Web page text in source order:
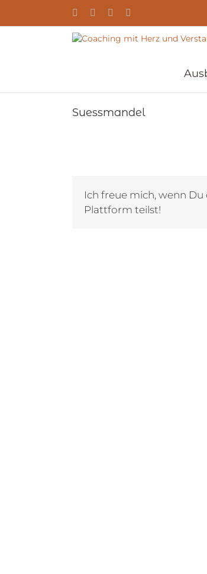
springen
YouTubeFacebookInstagram
Suessmandel
Ich freue mich, wenn
Plattform teilst!